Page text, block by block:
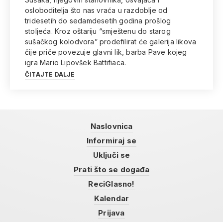
osloboditelja što nas vraća u razdoblje od
tridesetih do sedamdesetih godina prošlog
stoljeća. Kroz oštariju “smještenu do starog
sušačkog kolodvora” prodefilirat će galerija likova
čije priče povezuje glavni lik, barba Pave kojeg
igra Mario Lipovšek Battifiaca.
ČITAJTE DALJE
Naslovnica
Informiraj se
Uključi se
Prati što se događa
ReciGlasno!
Kalendar
Prijava